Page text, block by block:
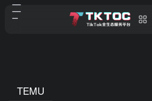
TEMU